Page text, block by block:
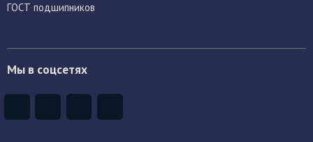
ГОСТ подшипников
Мы в соцсетях